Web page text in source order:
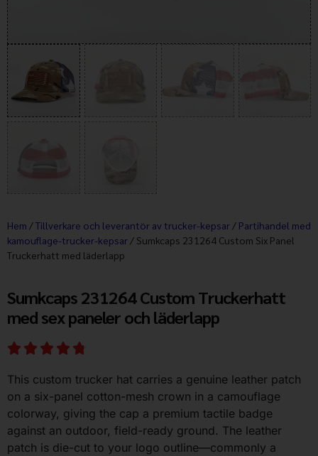
Hem /Tillverkare och leverantör av trucker-kepsar / Partihandel med
kamouflage-trucker-kepsar / Sumkcaps 231264 Custom Six Panel
Truckerhatt med läderlapp
Sumkcaps 231264 Custom Truckerhatt
med sex paneler och läderlapp
This custom trucker hat carries a genuine leather patch
on a six-panel cotton-mesh crown in a camouflage
colorway, giving the cap a premium tactile badge
against an outdoor, field-ready ground. The leather
patch is die-cut to your logo outline—commonly a